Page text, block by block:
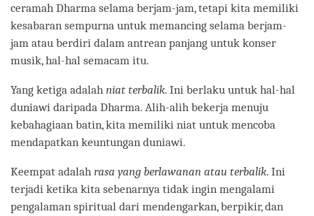
ceramah Dharma selama berjam-jam, tetapi kita memiliki
kesabaran sempurna untuk memancing selama berjam-
jam atau berdiri dalam antrean panjang untuk konser
musik, hal-hal semacam itu.
Yang ketiga adalah niat terbalik. Ini berlaku untuk hal-hal
duniawi daripada Dharma. Alih-alih bekerja menuju
kebahagiaan batin, kita memiliki niat untuk mencoba
mendapatkan keuntungan duniawi.
Keempat adalah rasa yang berlawanan atau terbalik. Ini
terjadi ketika kita sebenarnya tidak ingin mengalami
pengalaman spiritual dari mendengarkan, berpikir, dan